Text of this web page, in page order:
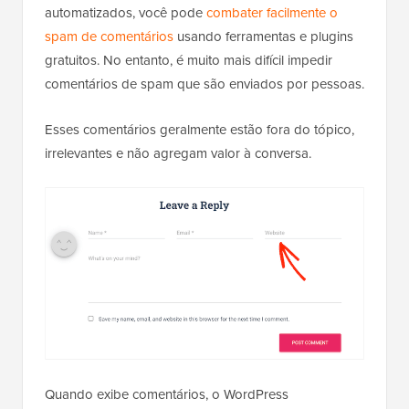
automatizados, você podecombater facilmente o
spam de comentários usando ferramentas e plugins
gratuitos. No entanto, é muito mais difícil impedir
comentários de spam que são enviados por pessoas.
Esses comentários geralmente estão fora do tópico,
irrelevantes e não agregam valor à conversa.
Quando exibe comentários, o WordPress